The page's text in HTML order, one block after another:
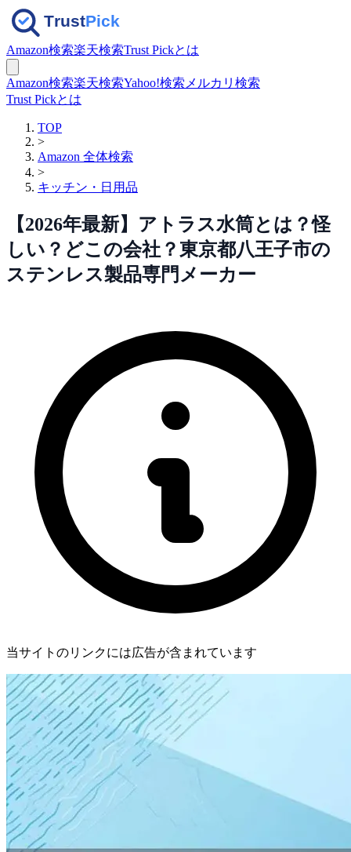
Amazon検索楽天検索Trust Pickとは
Amazon検索楽天検索Yahoo!検索 メルカリ検索
Trust Pickとは
TOP
>
Amazon 全体検索
>
キッチン・日用品
【2026年最新】アトラス水筒とは？怪
しい？どこの会社？東京都八王子市の
ステンレス製品専門メーカー
当サイトのリンクには広告が含まれています